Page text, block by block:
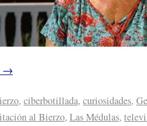
→
, ciberbotillada, curiosidades,
al Bierzo, Las Médulas,